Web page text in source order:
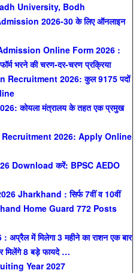
University, Bodh
2026-30 के लिए ऑनलाइन
Online Form 2026 :
भरने की चरण-दर-चरण प्रक्रिया
Recruitment 2026: कुल 9175 पदों
कोयला मंत्रालय के तहत एक प्रमुख
2026: Apply Online
Download करें: BPSC AEDO
Jharkhand : सिर्फ 7वीं व 10वीं
Home Guard 772 Posts
में मिलेगा 3 महीने का राशन एक बार
मिलेंगे 8 बड़े फायदे …
Year 2027